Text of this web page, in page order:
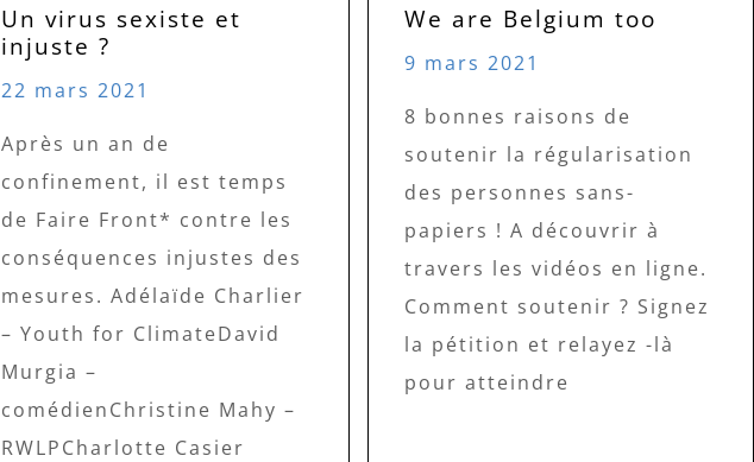
Un virus sexiste et
injuste ?
22 mars 2021
Après un an de
confinement, il est temps
de Faire Front* contre les
conséquences injustes des
mesures. Adélaïde Charlier
– Youth for ClimateDavid
Murgia –
comédienChristine Mahy –
RWLPCharlotte Casier
We are Belgium too
9 mars 2021
8 bonnes raisons de
soutenir la régularisation
des personnes sans-
papiers ! A découvrir à
travers les vidéos en ligne.
Comment soutenir ? Signez
la pétition et relayez -là
pour atteindre